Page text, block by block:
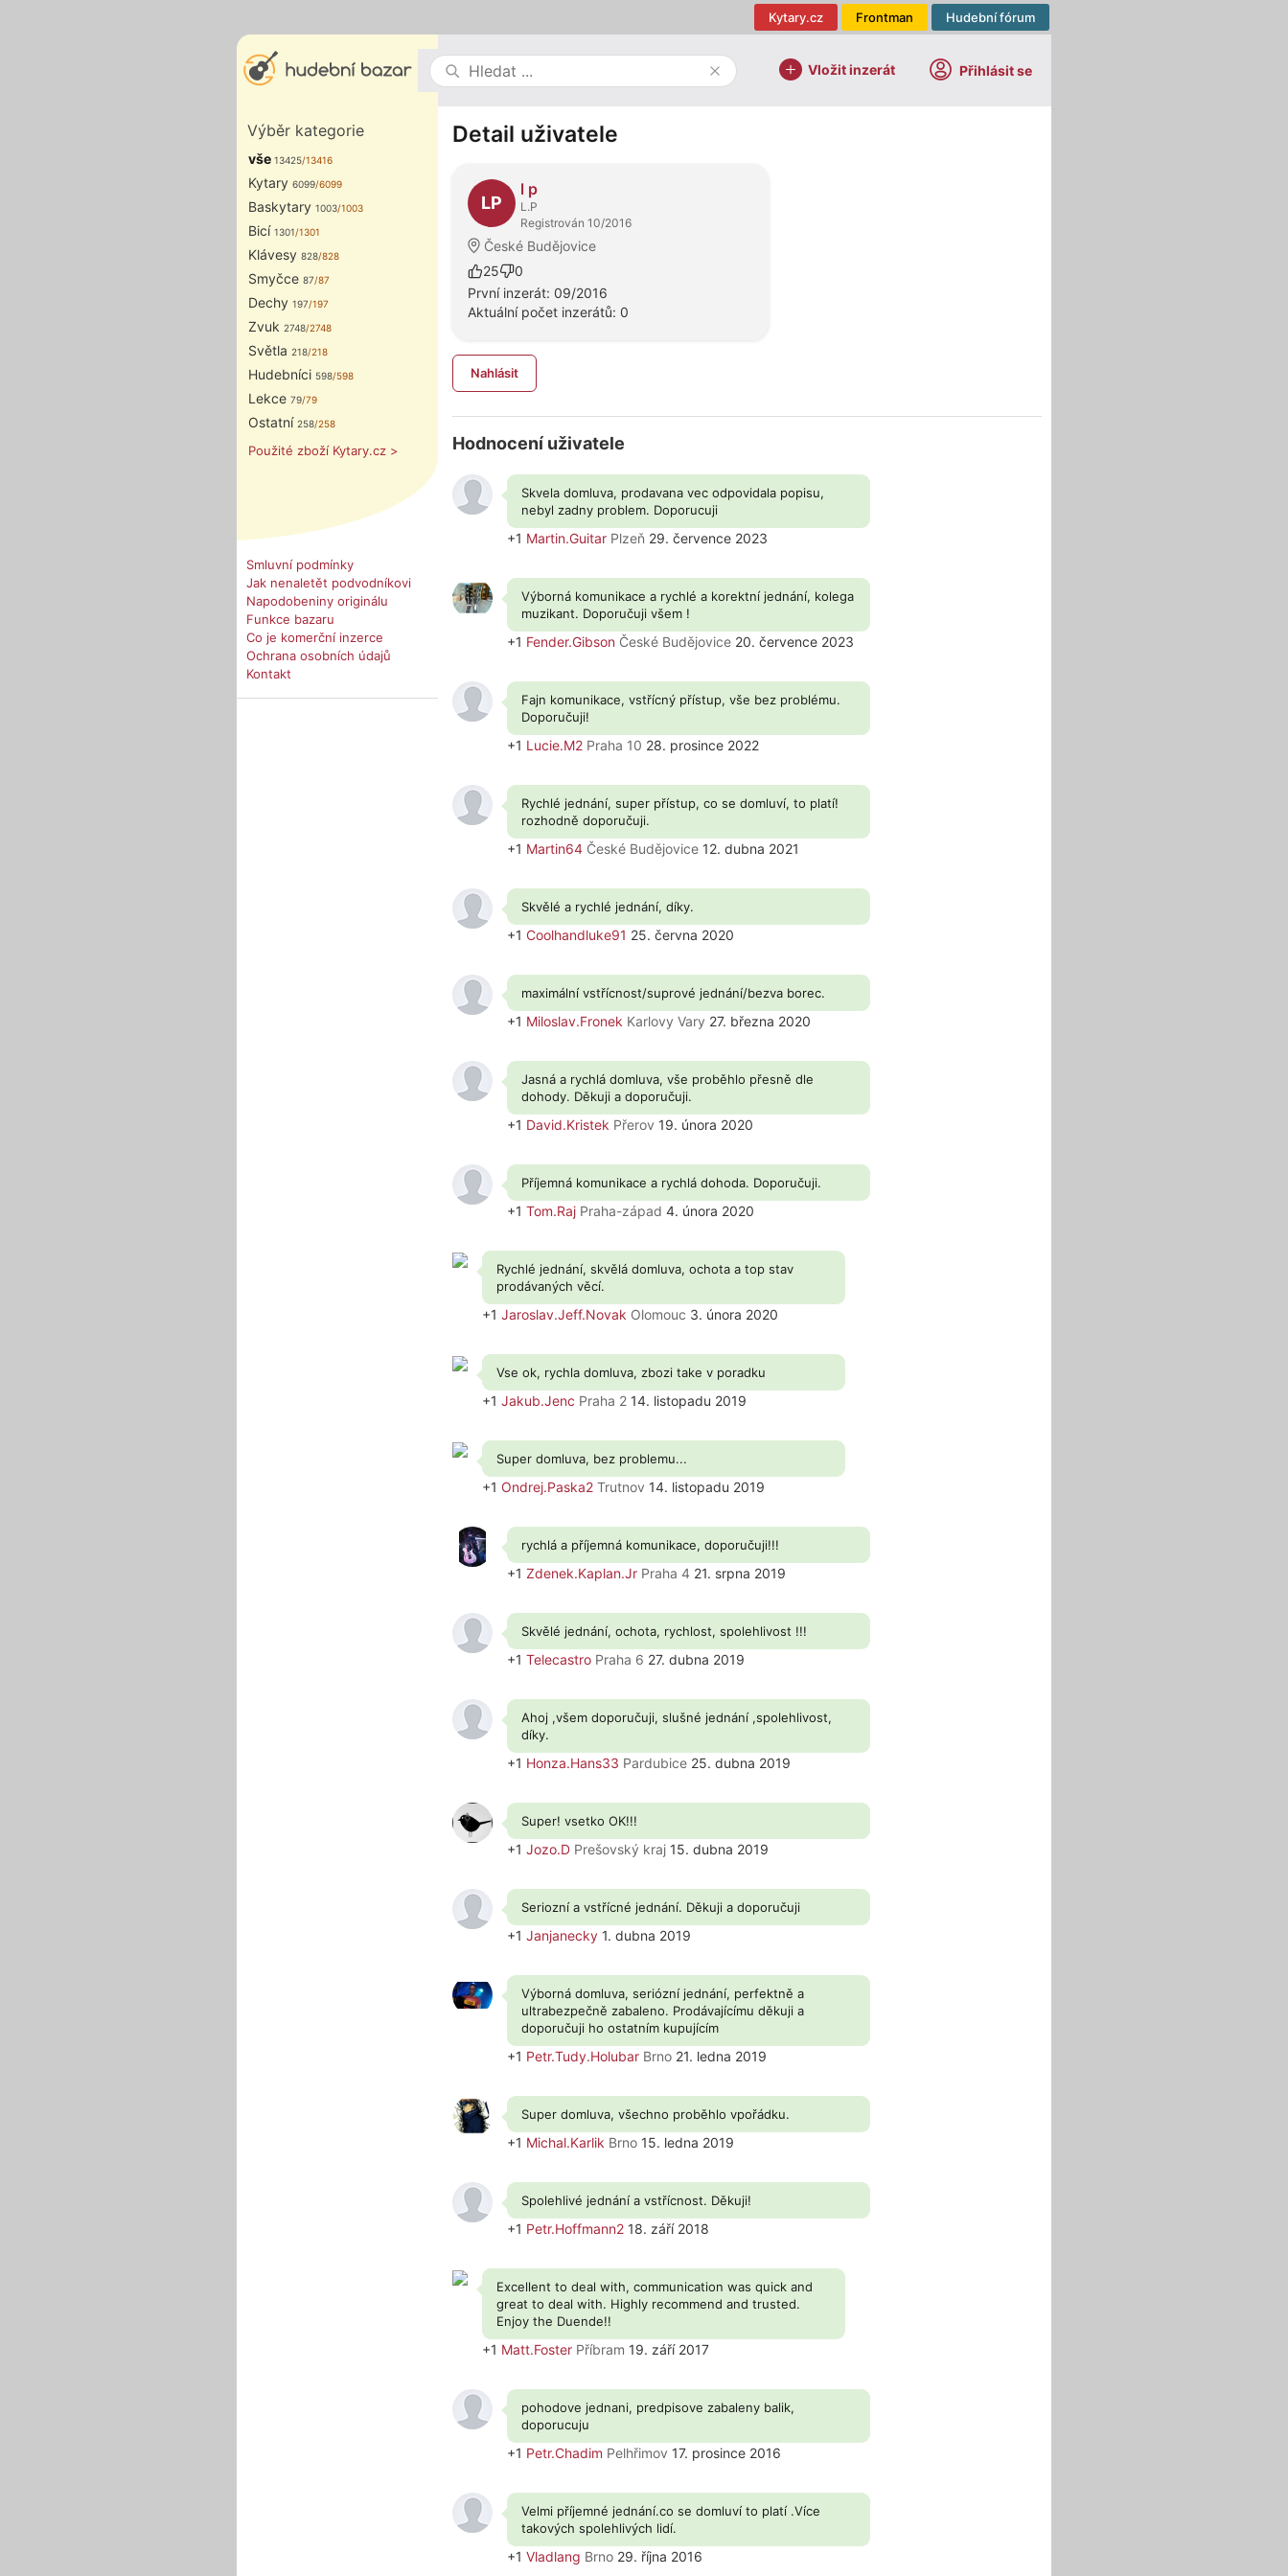
Hudební fórum
Frontman
Kytary.cz
Vložit inzerát Přihlásit se
Výběr kategorie
vše 13425/13416
Kytary 6099/6099
Baskytary 1003/1003
Bicí 1301/1301
Klávesy 828/828
Smyčce 87/87
Dechy 197/197
Zvuk 2748/2748
Světla 218/218
Hudebníci 598/598
Lekce 79/79
Ostatní 258/258
Použité zboží Kytary.cz >
Smluvní podmínky
Jak nenaletět podvodníkovi
Napodobeniny originálu
Funkce bazaru
Co je komerční inzerce
Ochrana osobních údajů
Kontakt
Detail uživatele
LP
l p
L.P
Registrován 10/2016
České Budějovice
25
0
První inzerát: 09/2016
Aktuální počet inzerátů: 0
Nahlásit
Hodnocení uživatele
Skvela domluva, prodavana vec odpovidala popisu,
nebyl zadny problem. Doporucuji
+1 Martin.Guitar Plzeň 29. července 2023
Výborná komunikace a rychlé a korektní jednání, kolega
muzikant. Doporučuji všem !
+1 Fender.Gibson České Budějovice 20. července 2023
Fajn komunikace, vstřícný přístup, vše bez problému.
Doporučuji!
+1 Lucie.M2 Praha 10 28. prosince 2022
Rychlé jednání, super přístup, co se domluví, to platí!
rozhodně doporučuji.
+1 Martin64 České Budějovice 12. dubna 2021
Skvělé a rychlé jednání, díky.
+1 Coolhandluke91 25. června 2020
maximální vstřícnost/suprové jednání/bezva borec.
+1 Miloslav.Fronek Karlovy Vary 27. března 2020
Jasná a rychlá domluva, vše proběhlo přesně dle
dohody. Děkuji a doporučuji.
+1 David.Kristek Přerov 19. února 2020
Příjemná komunikace a rychlá dohoda. Doporučuji.
+1 Tom.Raj Praha-západ 4. února 2020
Rychlé jednání, skvělá domluva, ochota a top stav
prodávaných věcí.
+1 Jaroslav.Jeff.Novak Olomouc 3. února 2020
Vse ok, rychla domluva, zbozi take v poradku
+1 Jakub.Jenc Praha 2 14. listopadu 2019
Super domluva, bez problemu...
+1 Ondrej.Paska2 Trutnov 14. listopadu 2019
rychlá a příjemná komunikace, doporučuji!!!
+1 Zdenek.Kaplan.Jr Praha 4 21. srpna 2019
Skvělé jednání, ochota, rychlost, spolehlivost !!!
+1 Telecastro Praha 6 27. dubna 2019
Ahoj ,všem doporučuji, slušné jednání ,spolehlivost,
díky.
+1 Honza.Hans33 Pardubice 25. dubna 2019
Super! vsetko OK!!!
+1 Jozo.D Prešovský kraj 15. dubna 2019
Seriozní a vstřícné jednání. Děkuji a doporučuji
+1 Janjanecky 1. dubna 2019
Výborná domluva, seriózní jednání, perfektně a
ultrabezpečně zabaleno. Prodávajícímu děkuji a
doporučuji ho ostatním kupujícím
+1 Petr.Tudy.Holubar Brno 21. ledna 2019
Super domluva, všechno proběhlo vpořádku.
+1 Michal.Karlik Brno 15. ledna 2019
Spolehlivé jednání a vstřícnost. Děkuji!
+1 Petr.Hoffmann2 18. září 2018
Excellent to deal with, communication was quick and
great to deal with. Highly recommend and trusted.
Enjoy the Duende!!
+1 Matt.Foster Příbram 19. září 2017
pohodove jednani, predpisove zabaleny balik,
doporucuju
+1 Petr.Chadim Pelhřimov 17. prosince 2016
Velmi příjemné jednání.co se domluví to platí .Více
takových spolehlivých lidí.
+1 Vladlang Brno 29. října 2016